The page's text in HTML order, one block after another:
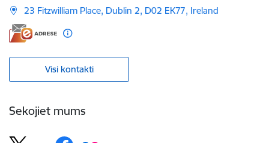
23 Fitzwilliam Place, Dublin 2, D02 EK77, Ireland
Visi kontakti
Sekojiet mums